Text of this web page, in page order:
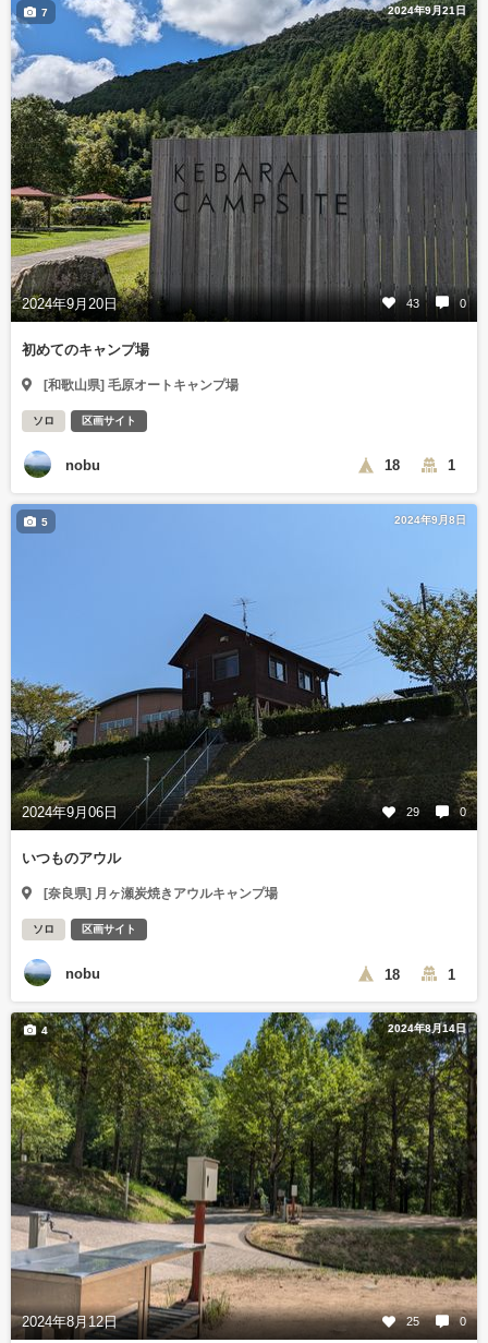
2024年9月21日
2024年9月20日 43 0
7
初めてのキャンプ場
[和歌山県] 毛原オートキャンプ場
ソロ 区画サイト
nobu 18 1
2024年9月8日
2024年9月06日 29 0
5
いつものアウル
[奈良県] 月ヶ瀬炭焼きアウルキャンプ場
ソロ 区画サイト
nobu 18 1
2024年8月14日
2024年8月12日 25 0
4